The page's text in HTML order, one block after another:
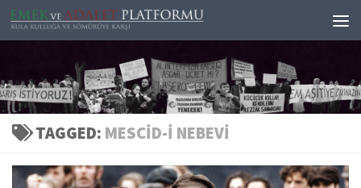
Skip to content
TAGGED: MESCID-I NEBEVI